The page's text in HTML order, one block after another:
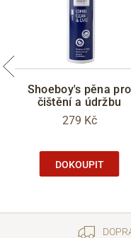
Shoeboy's pěna pro
čištění a údržbu
279 Kč
DOKOUPIT